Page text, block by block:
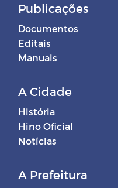
Publicações
Documentos
Editais
Manuais
A Cidade
História
Hino Oficial
Notícias
A Prefeitura